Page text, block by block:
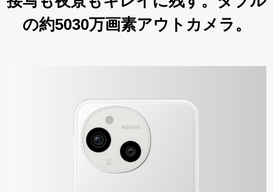
の約5030万画素アウトカメラ。